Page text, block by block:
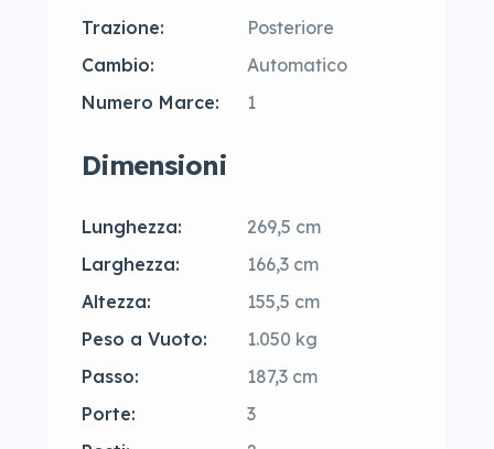
Trazione:
Posteriore
Cambio:
Automatico
Numero Marce:
1
Dimensioni
Lunghezza:
269,5 cm
Larghezza:
166,3 cm
Altezza:
155,5 cm
Peso a Vuoto:
1.050 kg
Passo:
187,3 cm
Porte:
3